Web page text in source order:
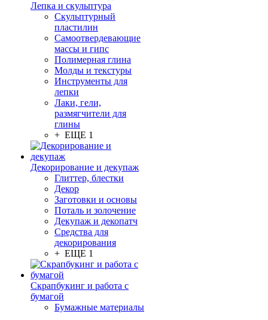
Лепка и скульптура
Скульптурный
пластилин
Самоотвердевающие
массы и гипс
Полимерная глина
Молды и текстуры
Инструменты для
лепки
Лаки, гели,
размягчители для
глины
+ ЕЩЕ 1
Декорирование и декупаж
Глиттер, блестки
Декор
Заготовки и основы
Поталь и золочение
Декупаж и декопатч
Средства для
декорирования
+ ЕЩЕ 1
Скрапбукинг и работа с
бумагой
Бумажные материалы